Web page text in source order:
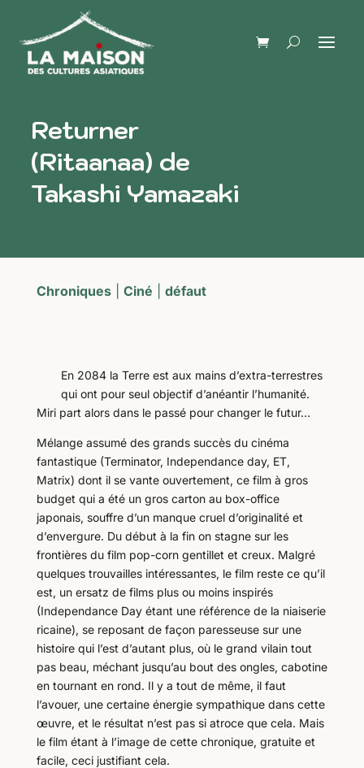
Returner
(Ritaanaa) de
Takashi Yamazaki
Chroniques| Ciné défaut
En 2084 la Terre est aux mains d’extra-terrestres
qui ont pour seul objectif d’anéantir l’humanité.
Miri part alors dans le passé pour changer le futur…
Mélange assumé des grands succès du cinéma
fantastique (Terminator, Independance day, ET,
Matrix) dont il se vante ouvertement, ce film à gros
budget qui a été un gros carton au box-office
japonais, souffre d’un manque cruel d’originalité et
d’envergure. Du début à la fin on stagne sur les
frontières du film pop-corn gentillet et creux. Malgré
quelques trouvailles intéressantes, le film reste ce qu’il
est, un ersatz de films plus ou moins inspirés
(Independance Day étant une référence de la niaiserie
ricaine), se reposant de façon paresseuse sur une
histoire qui l’est d’autant plus, où le grand vilain tout
pas beau, méchant jusqu’au bout des ongles, cabotine
en tournant en rond. Il y a tout de même, il faut
l’avouer, une certaine énergie sympathique dans cette
œuvre, et le résultat n’est pas si atroce que cela. Mais
le film étant à l’image de cette chronique, gratuite et
facile, ceci justifiant cela.